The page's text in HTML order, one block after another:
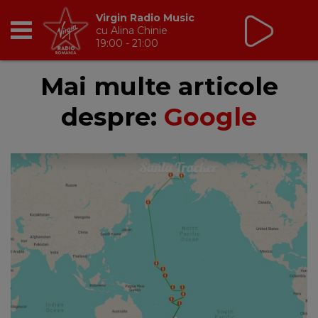
RADIO
BREAKFAST
TIC TALK
CÂȘTIGĂ
HOT 30
DANCEFLOOR CHART
RADIO ACADEMY
Virgin Radio Music
cu Alina Chinie
19:00 - 21:00
Mai multe articole
despre: Google